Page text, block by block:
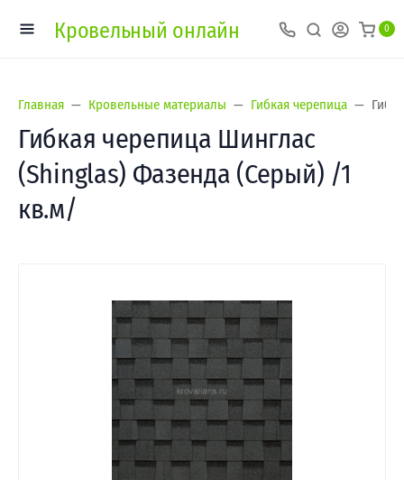
Кровельный онлайн 0
Главная Кровельные материалы Гибкая черепица
Гибкая черепица Шинглас
(Shinglas) Фазенда (Серый) /1
кв.м/